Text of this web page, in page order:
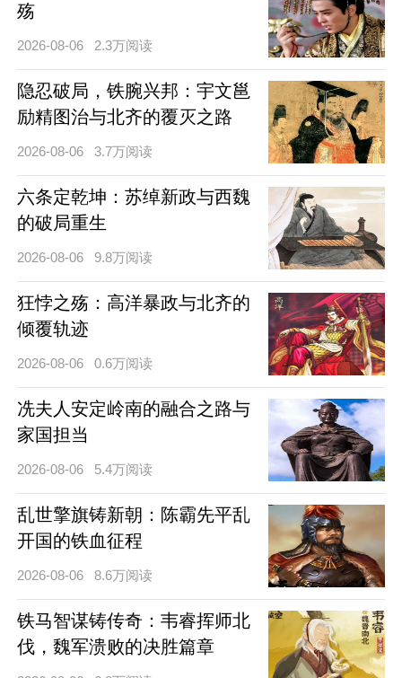
殇
2026-08-06 2.3万阅读
隐忍破局，铁腕兴邦：宇文邕
励精图治与北齐的覆灭之路
2026-08-06 3.7万阅读
六条定乾坤：苏绰新政与西魏
的破局重生
2026-08-06 9.8万阅读
狂悖之殇：高洋暴政与北齐的
倾覆轨迹
2026-08-06 0.6万阅读
冼夫人安定岭南的融合之路与
家国担当
2026-08-06 5.4万阅读
乱世擎旗铸新朝：陈霸先平乱
开国的铁血征程
2026-08-06 8.6万阅读
铁马智谋铸传奇：韦睿挥师北
伐，魏军溃败的决胜篇章